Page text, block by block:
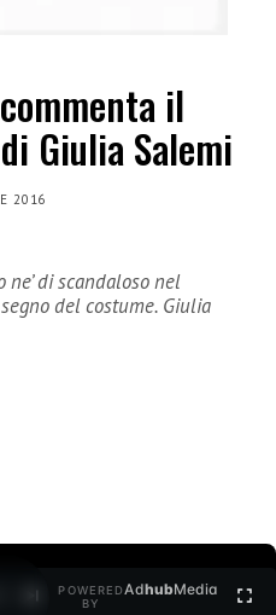
il
Giulia Salemi
2016
di scandaloso nel
del costume. Giulia
POWERED
BY
AdhubMedia